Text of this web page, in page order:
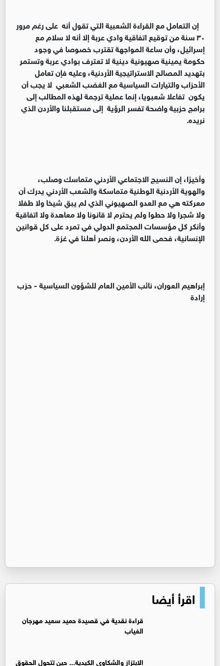
إن التعامل مع القراءة الشعبية التي تقول أنه على رغم مرور
٣٠ سنة من توقيع اتفاقية وادي عربة إلا أنه لا سلام مع
إسرائيل، وأن ساعة المواجهة تقترب خصوصا في وجود
حكومة يمينية صهيونية دينية لا تعترف بوادي عربة وتستمر
بتهديد المصالح الاستراتيجية الأردنية، وعليه فإن تعامل
الأحزاب والتيارات السياسية مع الغضب الشعبي لا يجب أن
يكون تفاعلا شعبويا، إنما عملية ترجمة لهذه المطالب إلى
برامج حزبية واضحة تفسر الرؤية إلى مستقبلنا والأردن الذي
نريده.
وأخيرًا، إن النسيج الاجتماعي الأردني متماسك وصلب،
والهوية الأردنية الوطنية متماسكة والشعب الأردني يدرك أن
معركته هي مع العدو الصهيوني الذي لم يبقِ شيخا ولا طفلا
ولا شجرا ولا حطوا ولم يحترم لا قانونا ولا معاهدة ولا اتفاقية
وأنكر كل مؤسسات المجتمع الدولي في تمرد على كل قوانين
الإنسانية، فحمى الله الأردن، ونصر أهلنا في غزة.
إبراهيم العوران، نائب الأمين العام للشؤون السياسية - حزب
إرادة
اقرأ أيضا
قراءة نقدية في قصيدة حميد سعيد مهرجان
الغياب
الابتزاز والشكاوى الكيدية... حين تتحول الحقوق